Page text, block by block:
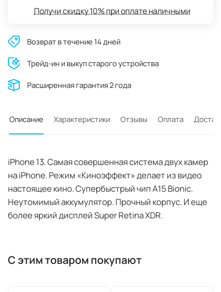
Получи скидку 10% при оплате наличными
Возврат в течение 14 дней
Трейд-ин и выкуп старого устройства
Расширенная гарантия 2 года
Описание Характеристики Отзывы Оплата
iPhone 13. Самая совершенная система двух камер
на iPhone. Режим «Киноэффект» делает из видео
настоящее кино. Супербыстрый чип A15 Bionic.
Неутомимый аккумулятор. Прочный корпус. И еще
более яркий дисплей Super Retina XDR.
С этим товаром покупают